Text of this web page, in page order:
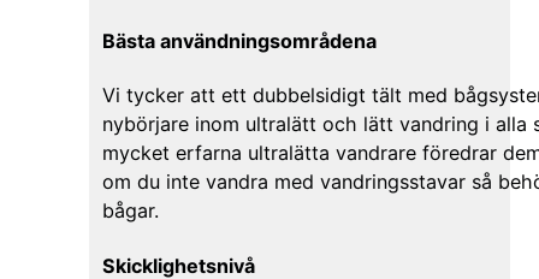
Bästa användningsområdena
Vi tycker att ett dubbelsidigt tält med
nybörjare inom ultralätt och lätt vandring i alla
mycket erfarna ultralätta vandrare föredrar
om du inte vandra med vandringsstavar så
bågar.
Skicklighetsnivå